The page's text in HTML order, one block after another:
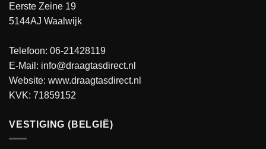
Eerste Zeine 19
5144AJ Waalwijk
Telefoon: 06-21428119
E-Mail: info@draagtasdirect.nl
Website: www.draagtasdirect.nl
KVK: 71859152
VESTIGING (BELGIË)